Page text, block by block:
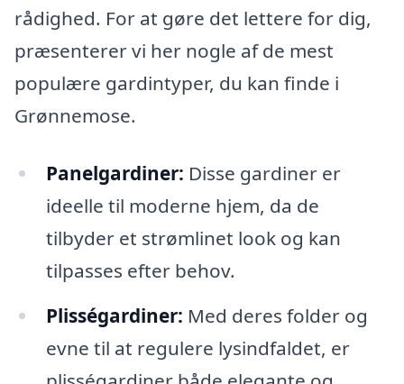
rådighed. For at gøre det lettere for dig,
præsenterer vi her nogle af de mest
populære gardintyper, du kan finde i
Grønnemose.
Panelgardiner: Disse gardiner er
ideelle til moderne hjem, da de
tilbyder et strømlinet look og kan
tilpasses efter behov.
Plisségardiner: Med deres folder og
evne til at regulere lysindfaldet, er